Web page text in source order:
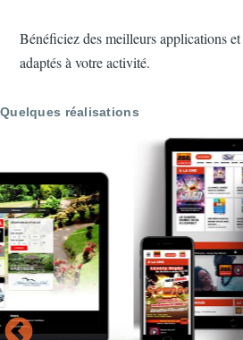
Intro
Bénéficiez des meilleurs applications
adaptés à votre activité.
Quelques réalisations